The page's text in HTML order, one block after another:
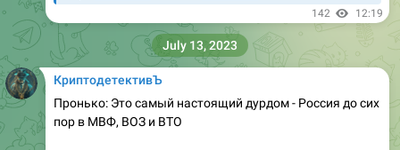
142 12:19
КриптодетективЪ
Пронько: Это самый настоящий дурдом - Россия до сих
пор в МВФ, ВОЗ и ВТО
July 13, 2023